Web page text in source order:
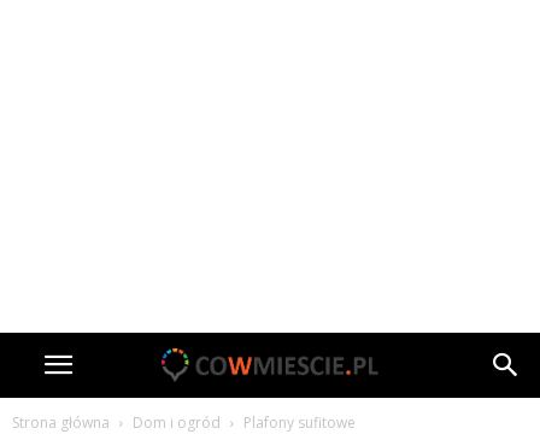
Strona główna Dom i ogród Plafony sufitowe